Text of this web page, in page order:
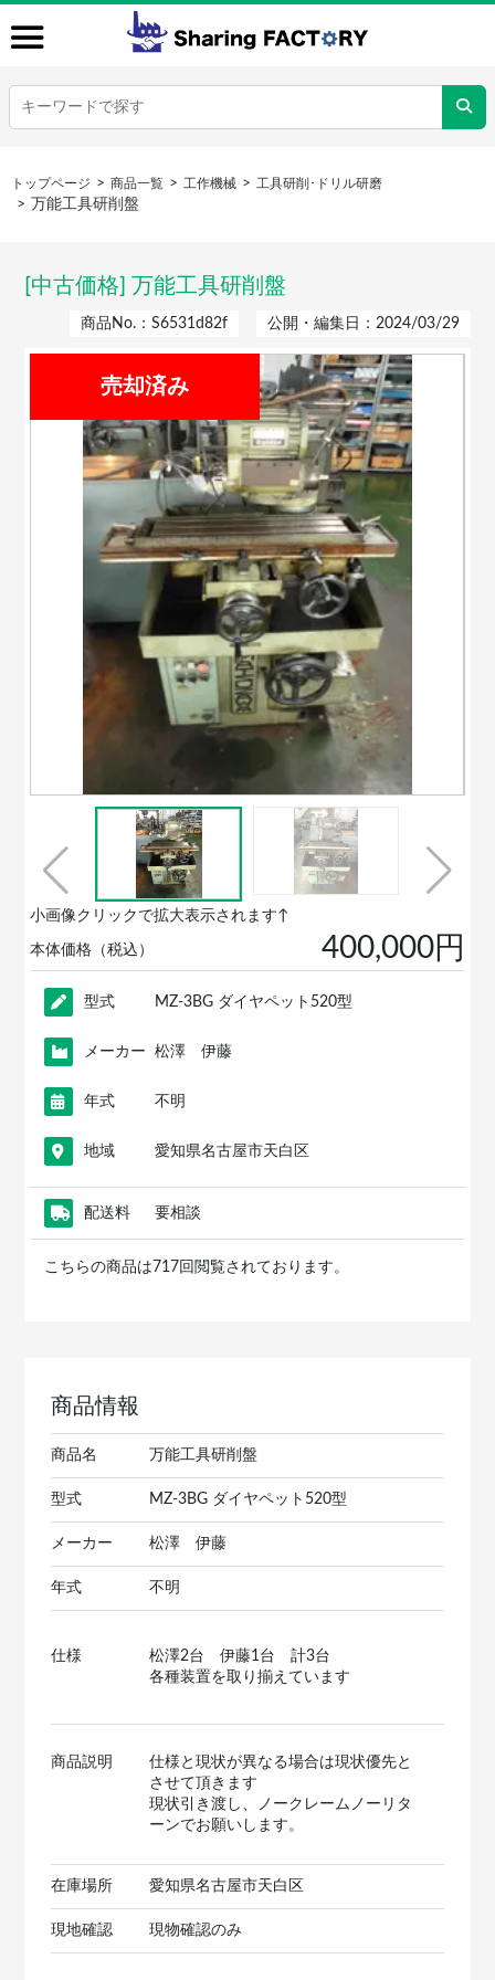
トップページ 商品一覧 工作機械 工具研削･ドリル研磨
万能工具研削盤
[中古価格] 万能工具研削盤
商品No.：S6531d82f 公開・編集日：2024/03/29
売却済み
小画像クリックで拡大表示されます↑
本体価格（税込） 400,000円
型式 MZ-3BG ダイヤペット520型
メーカー 松澤 伊藤
年式 不明
地域 愛知県名古屋市天白区
配送料 要相談
こちらの商品は717回閲覧されております。
商品情報
商品名 万能工具研削盤
型式 MZ-3BG ダイヤペット520型
メーカー 松澤 伊藤
年式 不明
仕様
松澤2台 伊藤1台 計3台
各種装置を取り揃えています
商品説明
仕様と現状が異なる場合は現状優先と
させて頂きます
現状引き渡し、ノークレームノーリタ
ーンでお願いします。
在庫場所 愛知県名古屋市天白区
現地確認 現物確認のみ